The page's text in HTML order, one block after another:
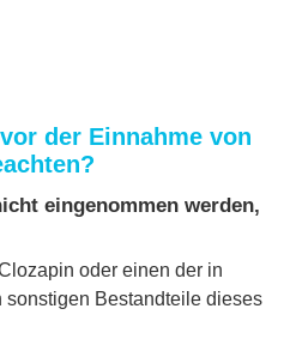
der Einnahme von
eingenommen werden,
oder einen der in
sonstigen Bestandteile dieses